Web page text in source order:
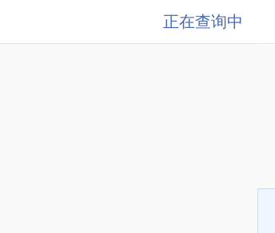
正在查询中